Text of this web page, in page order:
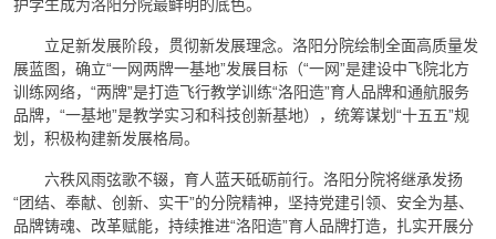
护学生成为洛阳分院最鲜明的底色。
立足新发展阶段，贯彻新发展理念。洛阳分院绘制全面高质量发
展蓝图，确立“一网两牌一基地”发展目标（“一网”是建设中飞院北方
训练网络，“两牌”是打造飞行教学训练“洛阳造”育人品牌和通航服务
品牌，“一基地”是教学实习和科技创新基地），统筹谋划“十五五”规
划，积极构建新发展格局。
六秩风雨弦歌不辍，育人蓝天砥砺前行。洛阳分院将继承发扬
“团结、奉献、创新、实干”的分院精神，坚持党建引领、安全为基、
品牌铸魂、改革赋能，持续推进“洛阳造”育人品牌打造，扎实开展分